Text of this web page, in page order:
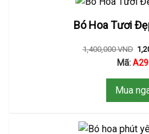
Bó Hoa Tươi
1,400,000VND
Mã:
Mua